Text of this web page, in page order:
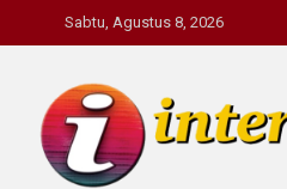
to
Sabtu, Agustus 8, 2026